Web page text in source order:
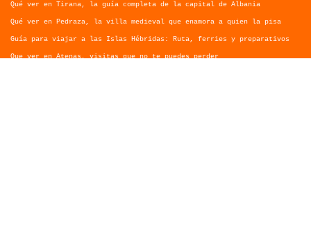
Qué ver en Tirana, la guía completa de la capital de Albania
Qué ver en Pedraza, la villa medieval que enamora a quien la pisa
Guía para viajar a las Islas Hébridas: Ruta, ferries y preparativos
Que ver en Atenas, visitas que no te puedes perder